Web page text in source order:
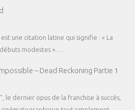
est une citation latine qui signifie : « La
modestes ».…
– Dead Reckoning Partie 1
le dernier opus de la franchise à succès,